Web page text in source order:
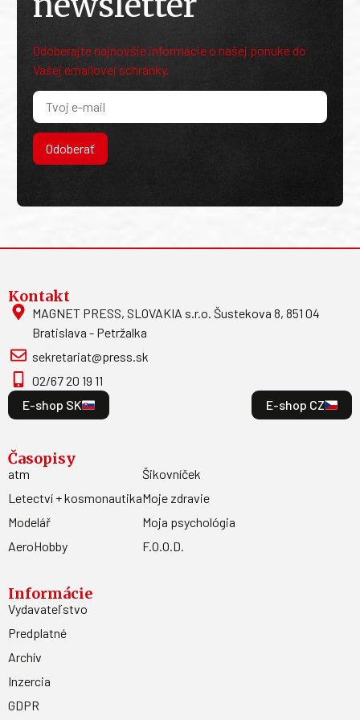
Odoberajte najnovšie informácie o našej ponuke do
Vašej emailovej schránky.
Odoberať
Kontakt
MAGNET PRESS, SLOVAKIA s.r.o. Šustekova 8, 851 04
Bratislava - Petržalka
sekretariat@press.sk
02/67 20 19 11
E-shop SK
E-shop CZ
Časopisy
atm
Letectví + kosmonautika
Modelář
AeroHobby
Šikovníček
Moje zdravie
Moja psychológia
F.O.O.D.
Informácie
Vydavateľstvo
Predplatné
Archív
Inzercia
GDPR